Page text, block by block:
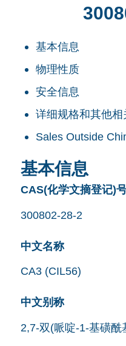
基本信息
物理性质
安全信息
详细规格和其他相
Sales Outside
基本信息
CAS(化学文摘登记)
300802-28-2
中文名称
CA3 (CIL56)
中文别称
2,7-双(哌啶-1-基磺酰